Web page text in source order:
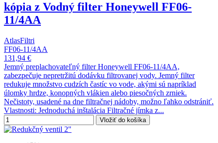
kópia z Vodný filter Honeywell FF06-
11/4AA
AtlasFiltri
FF06-11/4AA
131,94 €
Jemný preplachovateľný filter Honeywell FF06-11/4AA,
zabezpečuje nepretržitú dodávku filtrovanej vody. Jemný filter
redukuje množstvo cudzích častíc vo vode, akými sú napríklad
úlomky hrdze, konopných vlákien alebo piesočných zrniek.
Nečistoty, usadené na dne filtračnej nádoby, možno ľahko odstrániť.
Vlastnosti: Jednoduchá inštalácia Filtračné jímka z...
Vložiť do košíka